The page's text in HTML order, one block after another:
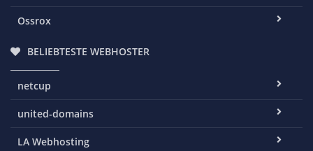
Ossrox
BELIEBTESTE WEBHOSTER
netcup
united-domains
LA Webhosting